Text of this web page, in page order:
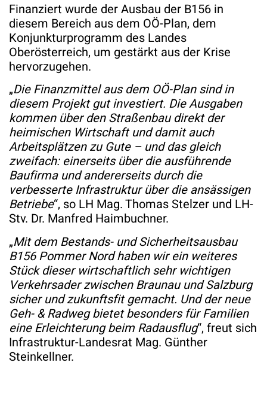
Finanziert wurde der Ausbau der B156 in
diesem Bereich aus dem OÖ-Plan, dem
Konjunkturprogramm des Landes
Oberösterreich, um gestärkt aus der Krise
hervorzugehen.
„Die Finanzmittel aus dem OÖ-Plan sind in
diesem Projekt gut investiert. Die Ausgaben
kommen über den Straßenbau direkt der
heimischen Wirtschaft und damit auch
Arbeitsplätzen zu Gute – und das gleich
zweifach: einerseits über die ausführende
Baufirma und andererseits durch die
verbesserte Infrastruktur über die ansässigen
Betriebe“, so LH Mag. Thomas Stelzer und LH-
Stv. Dr. Manfred Haimbuchner.
„Mit dem Bestands- und Sicherheitsausbau
B156 Pommer Nord haben wir ein weiteres
Stück dieser wirtschaftlich sehr wichtigen
Verkehrsader zwischen Braunau und Salzburg
sicher und zukunftsfit gemacht. Und der neue
Geh- & Radweg bietet besonders für Familien
eine Erleichterung beim Radausflug“, freut sich
Infrastruktur-Landesrat Mag. Günther
Steinkellner.